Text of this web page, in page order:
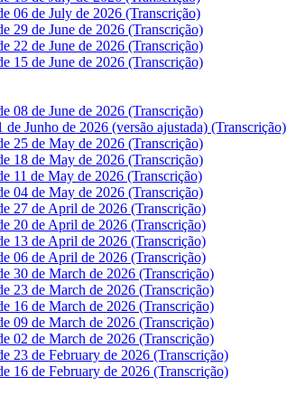
06 de July de 2026 (Transcrição)
29 de June de 2026 (Transcrição)
22 de June de 2026 (Transcrição)
15 de June de 2026 (Transcrição)
08 de June de 2026 (Transcrição)
Junho de 2026 (versão ajustada) (Transcrição)
25 de May de 2026 (Transcrição)
18 de May de 2026 (Transcrição)
11 de May de 2026 (Transcrição)
04 de May de 2026 (Transcrição)
27 de April de 2026 (Transcrição)
20 de April de 2026 (Transcrição)
13 de April de 2026 (Transcrição)
06 de April de 2026 (Transcrição)
30 de March de 2026 (Transcrição)
23 de March de 2026 (Transcrição)
16 de March de 2026 (Transcrição)
09 de March de 2026 (Transcrição)
02 de March de 2026 (Transcrição)
23 de February de 2026 (Transcrição)
16 de February de 2026 (Transcrição)